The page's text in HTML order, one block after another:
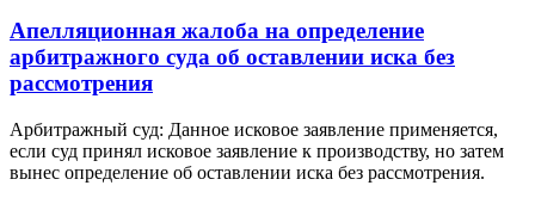
Апелляционная жалоба на определение
арбитражного суда об оставлении иска без
рассмотрения
Арбитражный суд: Данное исковое заявление применяется,
если суд принял исковое заявление к производству, но затем
вынес определение об оставлении иска без рассмотрения.